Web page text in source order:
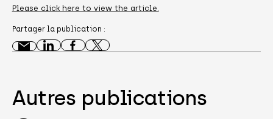
Please click here to view the article.
Partager la publication :
Autres publications